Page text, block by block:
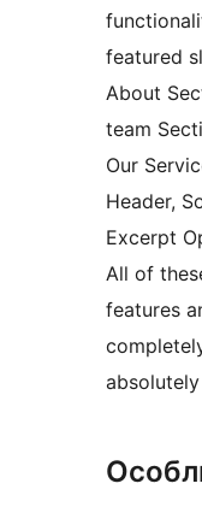
featured
About
team
Our
Header,
Excerpt
All of
features